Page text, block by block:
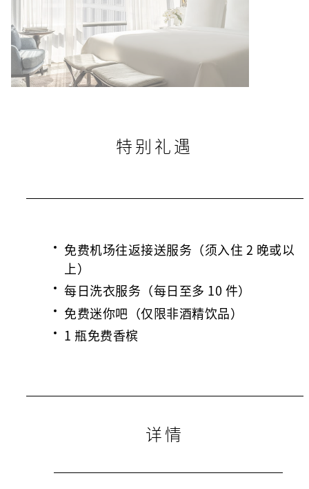
特别礼遇
免费机场往返接送服务（须入住 2 晚或以
上）
每日洗衣服务（每日至多 10 件）
免费迷你吧（仅限非酒精饮品）
1 瓶免费香槟
详情